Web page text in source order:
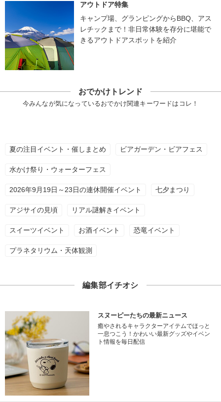
アウトドア特集
キャンプ場、グランピングからBBQ、アス
レチックまで！非日常体験を存分に堪能で
きるアウトドアスポットを紹介
おでかけトレンド
今みんなが気になっているおでかけ関連キーワードはコレ！
夏の注目イベント・催しまとめ ビアガーデン・ビアフェス
水かけ祭り・ウォーターフェス
2026年9月19日～23日の連休開催イベント 七夕まつり
アジサイの見頃 リアル謎解きイベント
スイーツイベント お酒イベント 恐竜イベント
プラネタリウム・天体観測
編集部イチオシ
スヌーピーたちの最新ニュース
癒やされるキャラクターアイテムでほっと
一息つこう！かわいい最新グッズやイベン
ト情報を毎日配信